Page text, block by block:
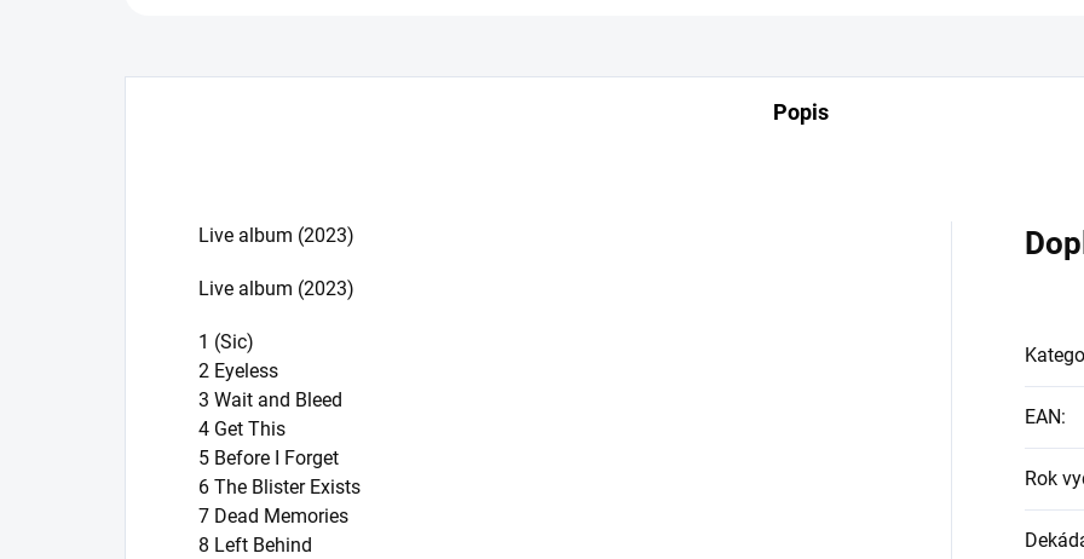
Popis
Live album (2023)
Live album (2023)
1 (Sic)
2 Eyeless
3 Wait and Bleed
4 Get This
5 Before I Forget
6 The Blister Exists
7 Dead Memories
8 Left Behind
EAN:
Rok